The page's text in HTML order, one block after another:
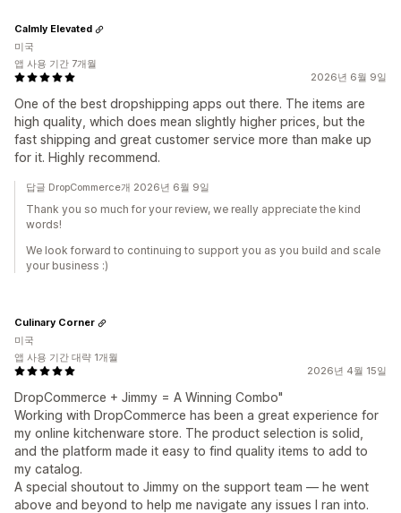
2026년 6월 9일
One of the best dropshipping apps out there. The items are
high quality, which does mean slightly higher prices, but the
fast shipping and great customer service more than make up
for it. Highly recommend.
Calmly Elevated
미국
앱 사용 기간 7개월
답글 DropCommerce개 2026년 6월 9일
Thank you so much for your review, we really appreciate the kind
words!
We look forward to continuing to support you as you build and scale
your business :)
2026년 4월 15일
DropCommerce + Jimmy = A Winning Combo"
Working with DropCommerce has been a great experience for
my online kitchenware store. The product selection is solid,
and the platform made it easy to find quality items to add to
my catalog.
A special shoutout to Jimmy on the support team — he went
above and beyond to help me navigate any issues I ran into.
Culinary Corner
미국
앱 사용 기간 대략 1개월